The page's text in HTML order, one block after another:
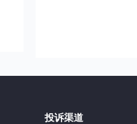
投诉渠道